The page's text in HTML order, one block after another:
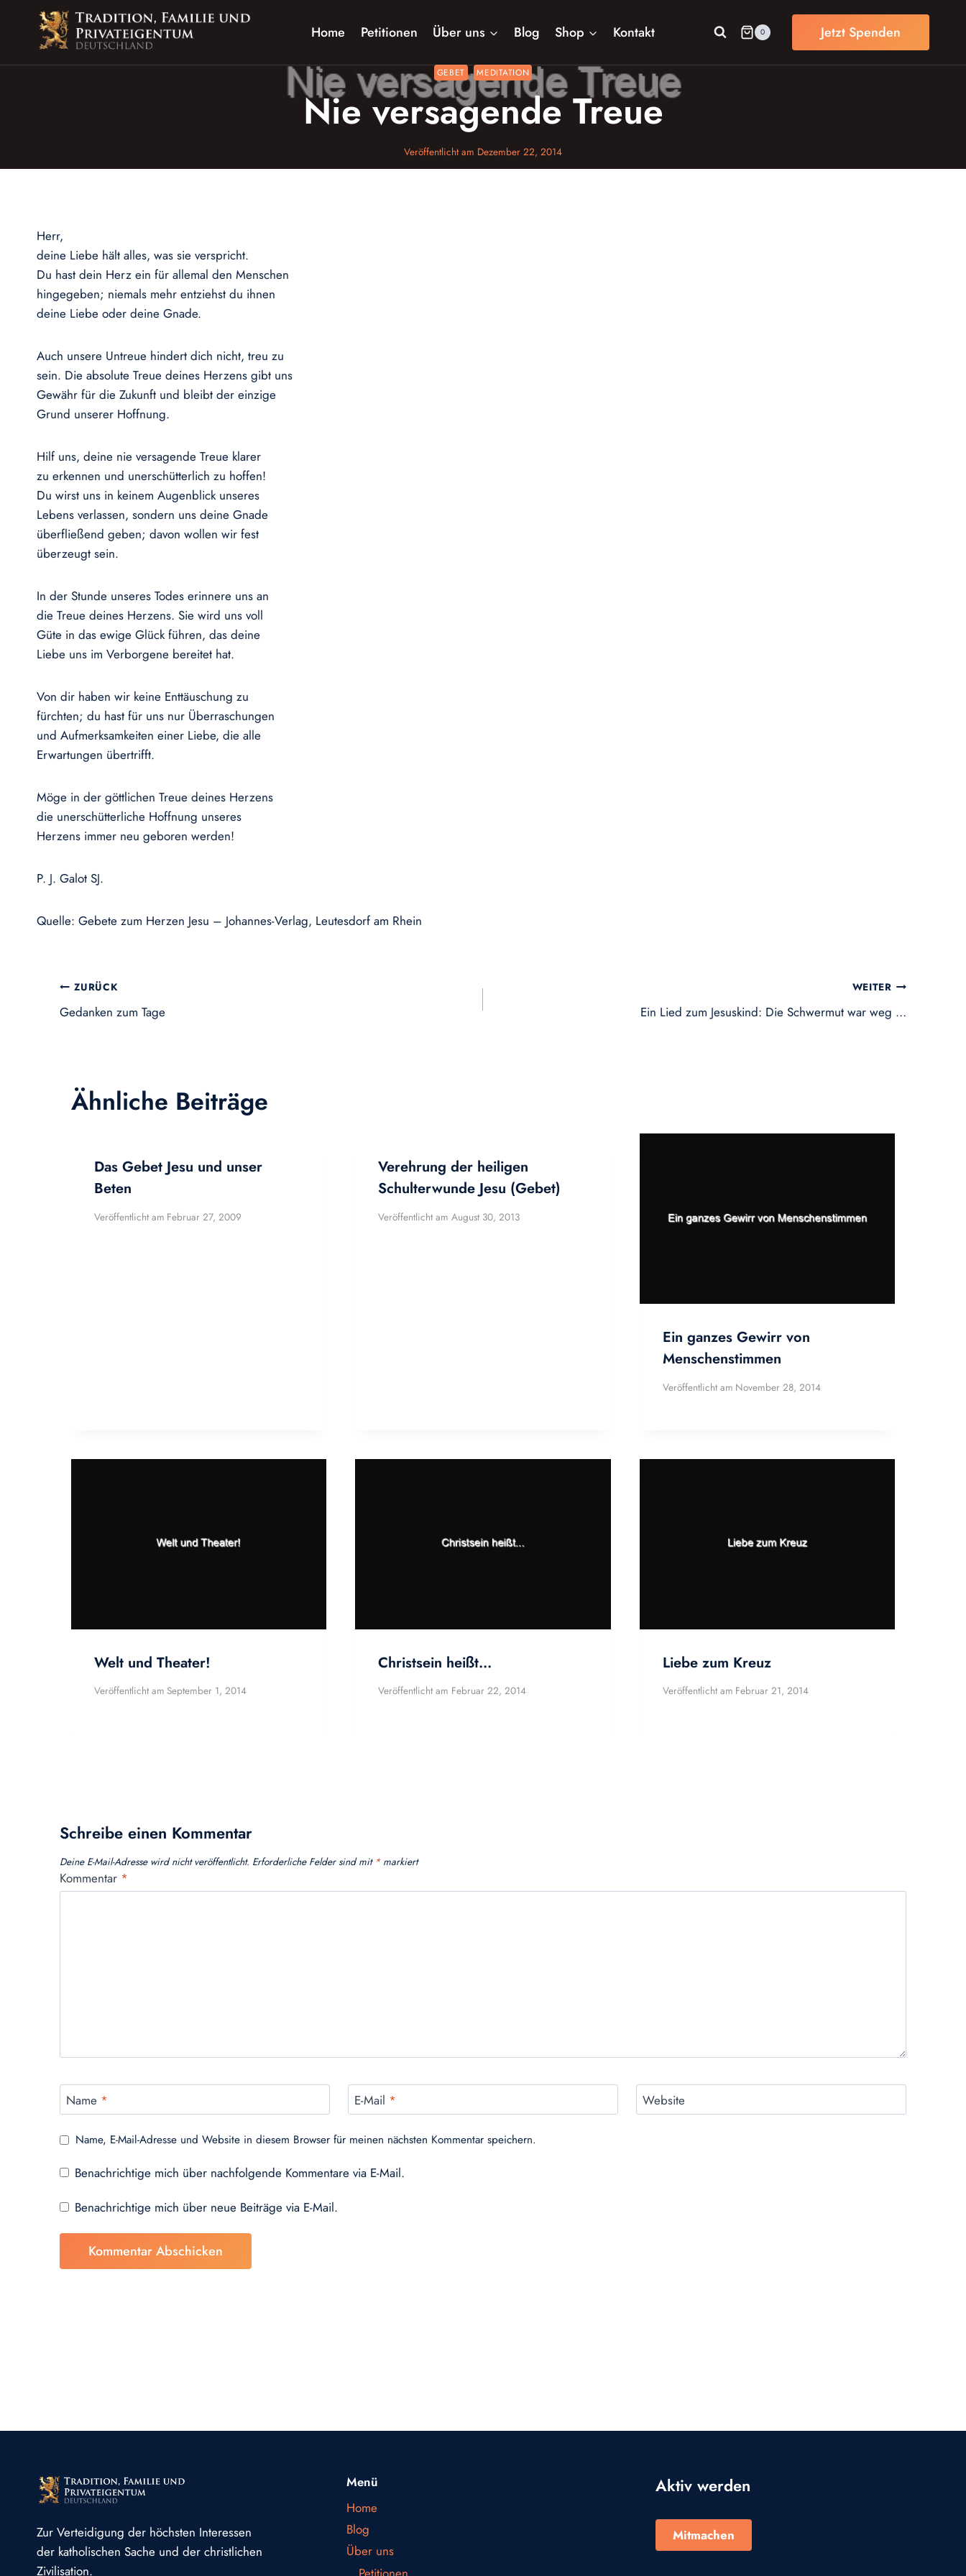
springen
Home Petitionen Über uns Blog Shop Kontakt 0 Jetzt Spenden
GEBET MEDITATION
Nie versagende Treue
Veröffentlicht am Dezember 22, 2014
Herr,
deine Liebe hält alles, was sie verspricht.
Du hast dein Herz ein für allemal den Menschen
hingegeben; niemals mehr entziehst du ihnen
deine Liebe oder deine Gnade.
Auch unsere Untreue hindert dich nicht, treu zu
sein. Die absolute Treue deines Herzens gibt uns
Gewähr für die Zukunft und bleibt der einzige
Grund unserer Hoffnung.
Hilf uns, deine nie versagende Treue klarer
zu erkennen und unerschütterlich zu hoffen!
Du wirst uns in keinem Augenblick unseres
Lebens verlassen, sondern uns deine Gnade
überfließend geben; davon wollen wir fest
überzeugt sein.
In der Stunde unseres Todes erinnere uns an
die Treue deines Herzens. Sie wird uns voll
Güte in das ewige Glück führen, das deine
Liebe uns im Verborgene bereitet hat.
Von dir haben wir keine Enttäuschung zu
fürchten; du hast für uns nur Überraschungen
und Aufmerksamkeiten einer Liebe, die alle
Erwartungen übertrifft.
Möge in der göttlichen Treue deines Herzens
die unerschütterliche Hoffnung unseres
Herzens immer neu geboren werden!
P. J. Galot SJ.
Quelle: Gebete zum Herzen Jesu – Johannes-Verlag, Leutesdorf am Rhein
Beitragsnavigation
ZURÜCK
Gedanken zum Tage
WEITER
Ein Lied zum Jesuskind: Die Schwermut war weg …
Ähnliche Beiträge
Das Gebet Jesu und unser
Beten
Veröffentlicht am Februar 27, 2009
Verehrung der heiligen
Schulterwunde Jesu (Gebet)
Veröffentlicht am August 30, 2013
Ein ganzes Gewirr von
Menschenstimmen
Veröffentlicht am November 28, 2014
Welt und Theater!
Veröffentlicht am September 1, 2014
Christsein heißt…
Veröffentlicht am Februar 22, 2014
Liebe zum Kreuz
Veröffentlicht am Februar 21, 2014
Schreibe einen Kommentar
Deine E-Mail-Adresse wird nicht veröffentlicht. Erforderliche Felder sind mit *markiert
Kommentar *
Name * E-Mail * Website
Name, E-Mail-Adresse und Website in diesem Browser für meinen nächsten Kommentar speichern.
Benachrichtige mich über nachfolgende Kommentare via E-Mail.
Benachrichtige mich über neue Beiträge via E-Mail.
Zur Verteidigung der höchsten Interessen
der katholischen Sache und der christlichen
Zivilisation.
Menü
Home
Blog
Über uns
Aktiv werden
Mitmachen